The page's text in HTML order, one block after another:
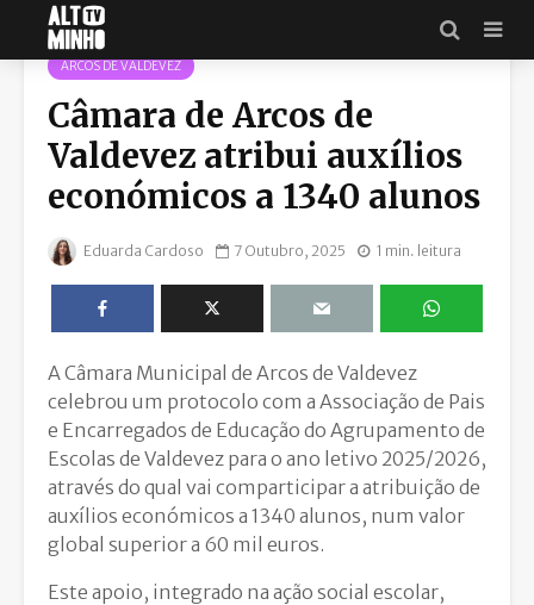
ARCOS DE VALDEVEZ
Câmara de Arcos de
Valdevez atribui auxílios
económicos a 1340 alunos
Eduarda Cardoso 7 Outubro, 2025 1 min. leitura
A Câmara Municipal de Arcos de Valdevez
celebrou um protocolo com a Associação de Pais
e Encarregados de Educação do Agrupamento de
Escolas de Valdevez para o ano letivo 2025/2026,
através do qual vai comparticipar a atribuição de
auxílios económicos a 1340 alunos, num valor
global superior a 60 mil euros.
Este apoio, integrado na ação social escolar,